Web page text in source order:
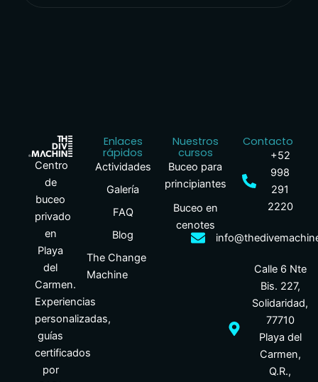
Centro
de
buceo
privado
en
Playa
del
Carmen.
Experiencias
personalizadas,
guías
certificados
por
Enlaces
rápidos
Actividades
Galería
FAQ
Blog
The Change
Machine
Nuestros
cursos
Buceo para
principiantes
Buceo en
cenotes
Contacto
+52
998
291
2220
Calle 6 Nte
Bis. 227,
Solidaridad,
77710
Playa del
Carmen,
Q.R.,